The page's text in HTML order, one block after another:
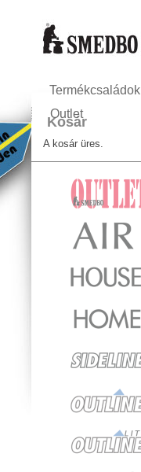
Termékcsaládok
Outlet
Kosár
A kosár üres.